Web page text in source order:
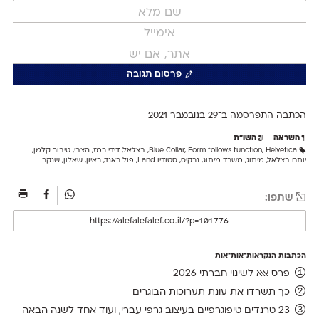
פרסום תגובה
הכתבה התפרסמה ב־29 ב נובמבר 2021
השראה השו״ת
Blue Collar, Form follows function, Helvetica
, בצלאל, דידי רמז, הצבי, טיבור קלמן,
יותם בצלאל, מיתוג, משרד מיתוג, נרקיס, סטודיו Land , פול ראנד, ראיון, שאלון, שנקר
שתפו:
הכתבות הנקראות־אות־אות
פרס אאא לשינוי חברתי 2026
כך תשרדו את עונת תערוכות הבוגרים
23 טרנדים טיפוגרפיים בעיצוב גרפי עברי, ועוד אחד לשנה הבאה